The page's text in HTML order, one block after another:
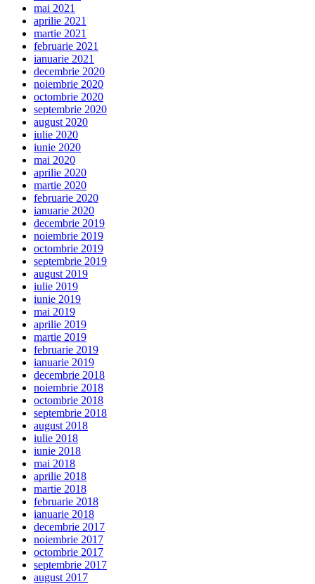
mai 2021
aprilie 2021
martie 2021
februarie 2021
ianuarie 2021
decembrie 2020
noiembrie 2020
octombrie 2020
septembrie 2020
august 2020
iulie 2020
iunie 2020
mai 2020
aprilie 2020
martie 2020
februarie 2020
ianuarie 2020
decembrie 2019
noiembrie 2019
octombrie 2019
septembrie 2019
august 2019
iulie 2019
iunie 2019
mai 2019
aprilie 2019
martie 2019
februarie 2019
ianuarie 2019
decembrie 2018
noiembrie 2018
octombrie 2018
septembrie 2018
august 2018
iulie 2018
iunie 2018
mai 2018
aprilie 2018
martie 2018
februarie 2018
ianuarie 2018
decembrie 2017
noiembrie 2017
octombrie 2017
septembrie 2017
august 2017